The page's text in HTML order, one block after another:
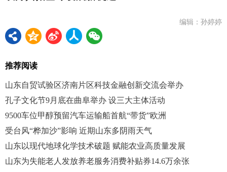
编辑：孙婷婷
推荐阅读
山东自贸试验区济南片区科技金融创新交流会举办
孔子文化节9月底在曲阜举办 设三大主体活动
9500车位甲醇预留汽车运输船首航“带货”欧洲
受台风“桦加沙”影响 近期山东多阴雨天气
山东以现代地球化学技术破题 赋能农业高质量发展
山东为失能老人发放养老服务消费补贴券14.6万余张